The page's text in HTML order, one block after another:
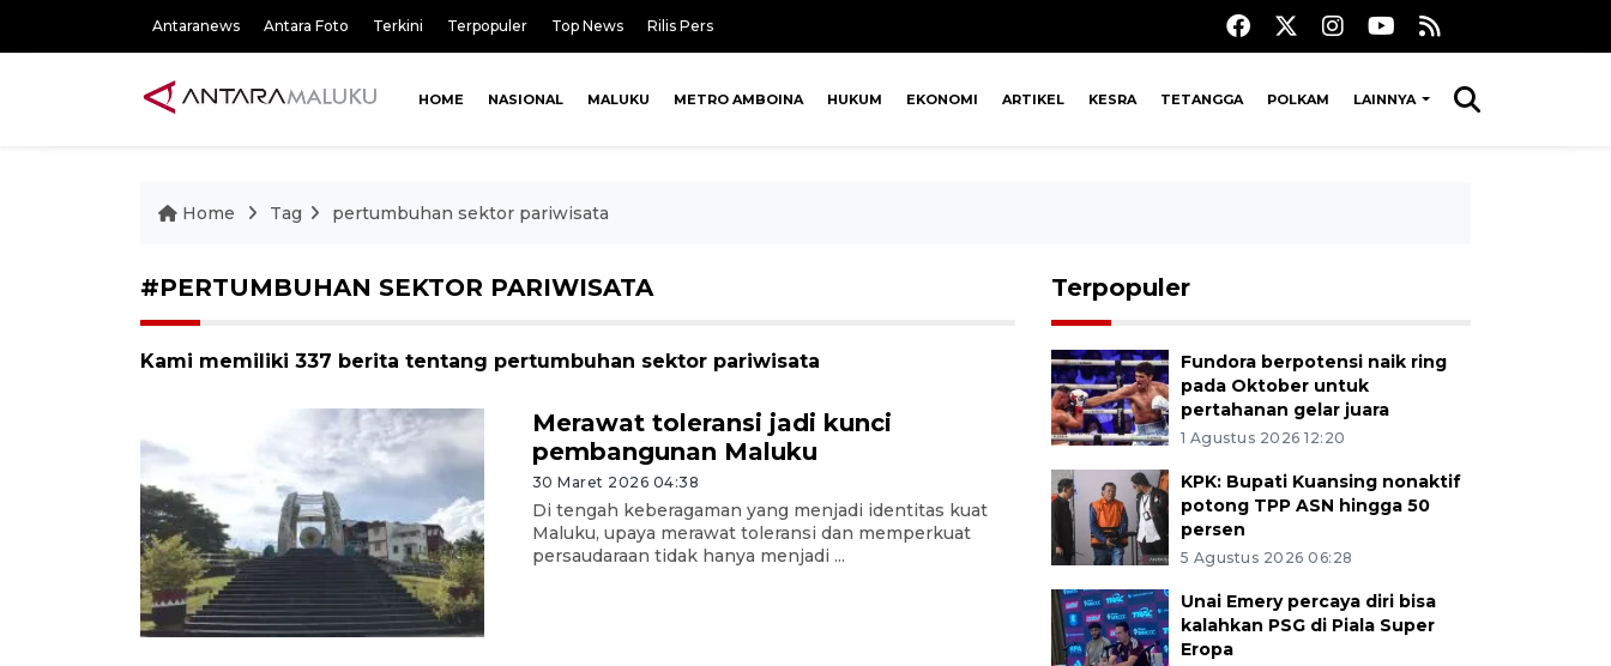
Antaranews Antara Foto Terkini Terpopuler Top News Rilis Pers
HOME NASIONAL MALUKU METRO AMBOINA HUKUM EKONOMI ARTIKEL KESRA TETANGGA POLKAM LAINNYA
Home Tag pertumbuhan sektor pariwisata
#PERTUMBUHAN SEKTOR PARIWISATA
Kami memiliki 337 berita tentang pertumbuhan sektor pariwisata
Merawat toleransi jadi kunci
pembangunan Maluku
30 Maret 2026 04:38
Di tengah keberagaman yang menjadi identitas kuat
Maluku, upaya merawat toleransi dan memperkuat
persaudaraan tidak hanya menjadi ...
Terpopuler
Fundora berpotensi naik ring
pada Oktober untuk
pertahanan gelar juara
1 Agustus 2026 12:20
KPK: Bupati Kuansing nonaktif
potong TPP ASN hingga 50
persen
5 Agustus 2026 06:28
Unai Emery percaya diri bisa
kalahkan PSG di Piala Super
Eropa